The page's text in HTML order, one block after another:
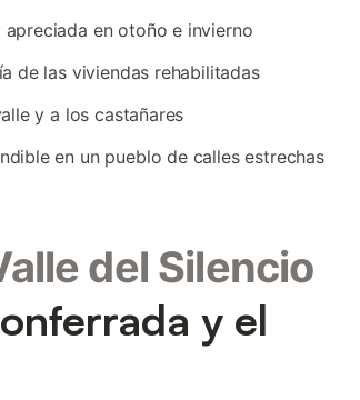
en otoño e invierno
de las viviendas rehabilitadas
y a los castañares
en un pueblo de calles estrechas
del Silencio
y el